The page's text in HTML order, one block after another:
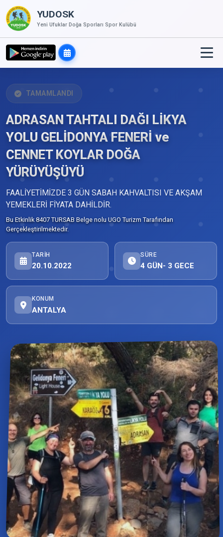
YUDOSK
Yeni Ufuklar Doğa Sporları Spor Kulübü
TAMAMLANDI
ADRASAN TAHTALI DAĞI LİKYA
YOLU GELİDONYA FENERİ ve
CENNET KOYLAR DOĞA
YÜRÜYÜŞÜYÜ
FAALİYETİMİZDE 3 GÜN SABAH KAHVALTISI VE AKŞAM
YEMEKLERİ FİYATA DAHİLDİR.
Bu Etkinlik 8407 TURSAB Belge nolu UGO Turizm Tarafından
Gerçekleştirilmektedir.
TARIH
20.10.2022
SÜRE
4 GÜN- 3 GECE
KONUM
ANTALYA